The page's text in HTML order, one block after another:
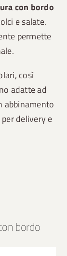
con bordo
e salate.
permette
così
adatte ad
abbinamento
delivery e
bordo